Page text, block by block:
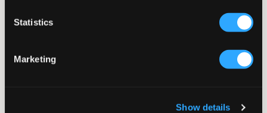
Statistics
Marketing
Show details
Patch (Trouble Maker)
Verstellbare Schnalle